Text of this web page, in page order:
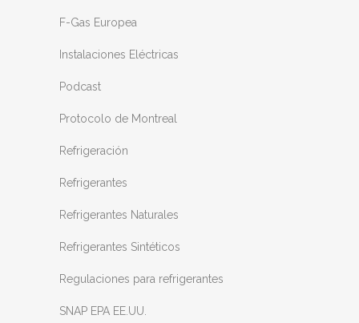
F-Gas Europea
Instalaciones Eléctricas
Podcast
Protocolo de Montreal
Refrigeración
Refrigerantes
Refrigerantes Naturales
Refrigerantes Sintéticos
Regulaciones para refrigerantes
SNAP EPA EE.UU.